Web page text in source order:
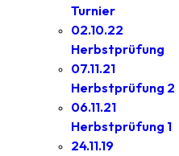
Turnier
02.10.22
Herbstprüfung
07.11.21
Herbstprüfung 2
06.11.21
Herbstprüfung 1
24.11.19